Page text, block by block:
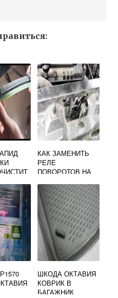
КАК ЗАМЕНИТЬ
РЕЛЕ
ПОВОРОТОВ НА
TOUR
ШКОДА ОКТАВИЯ
КОВРИК В
БАГАЖНИК